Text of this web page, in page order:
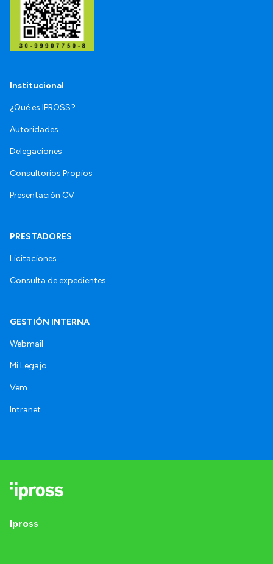
Institucional
¿Qué es IPROSS?
Autoridades
Delegaciones
Consultorios Propios
Presentación CV
PRESTADORES
Licitaciones
Consulta de expedientes
GESTIÓN INTERNA
Webmail
Mi Legajo
Vem
Intranet
Ipross